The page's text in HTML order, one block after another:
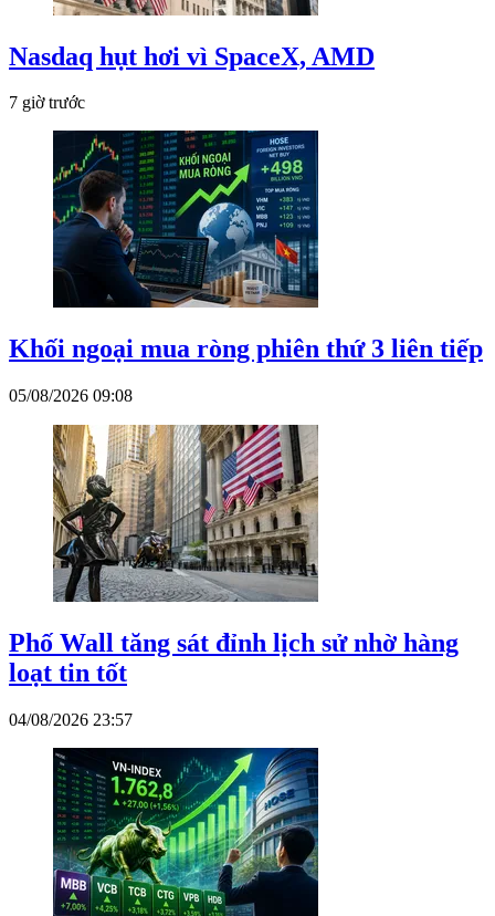
Nasdaq hụt hơi vì SpaceX, AMD
7 giờ trước
Khối ngoại mua ròng phiên thứ 3 liên tiếp
05/08/2026 09:08
Phố Wall tăng sát đỉnh lịch sử nhờ hàng
loạt tin tốt
04/08/2026 23:57